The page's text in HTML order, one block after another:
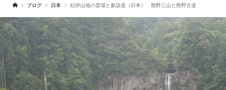
ブログ 日本 紀伊山地の霊場と参詣道（日本） 熊野三山と熊野古道